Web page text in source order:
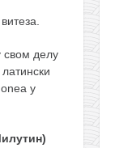
свом делу
латински
у